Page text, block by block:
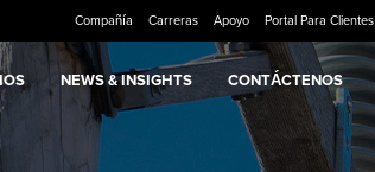
Compañía Carreras Apoyo Portal Para Clientes
NEWS & INSIGHTS CONTÁCTENOS